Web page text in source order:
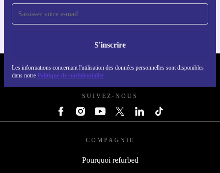
S'inscrire
Les informations concernant l'utilisation des données personnelles sont disponibles
dans notre Politique de confidentialité
Pour iOS et Android
REFURBED FRANCE - RETHINK NEW.
SUIVEZ-NOUS
COMPAGNIE
Pourquoi refurbed